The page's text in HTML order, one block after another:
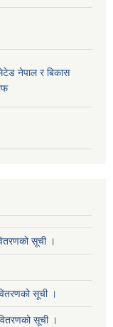
नेपाल र बिकास
सूची ।
सूची ।
सूची ।